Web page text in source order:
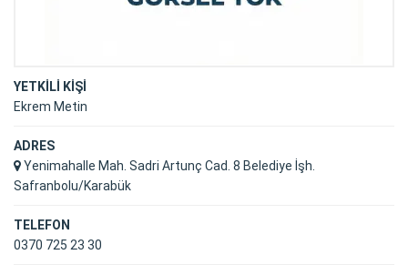
YETKİLİ KİŞİ
Ekrem Metin
ADRES
Yenimahalle Mah. Sadri Artunç Cad. 8 Belediye İşh.
Safranbolu/Karabük
TELEFON
0370 725 23 30